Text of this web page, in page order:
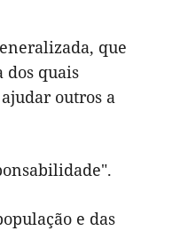
que
dos quais
outros a
e das